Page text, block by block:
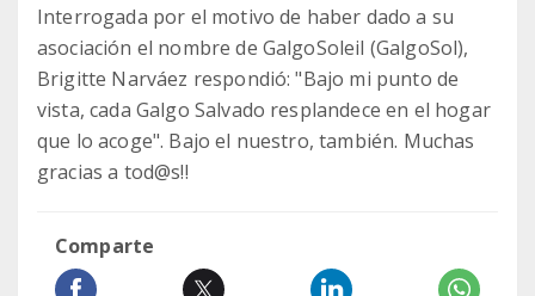
Interrogada por el motivo de haber dado a su
asociación el nombre de GalgoSoleil (GalgoSol),
Brigitte Narváez respondió: "Bajo mi punto de
vista, cada Galgo Salvado resplandece en el hogar
que lo acoge". Bajo el nuestro, también. Muchas
gracias a tod@s!!
Comparte